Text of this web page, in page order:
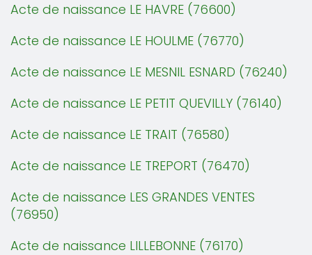
Acte de naissance LE HAVRE (76600)
Acte de naissance LE HOULME (76770)
Acte de naissance LE MESNIL ESNARD (76240)
Acte de naissance LE PETIT QUEVILLY (76140)
Acte de naissance LE TRAIT (76580)
Acte de naissance LE TREPORT (76470)
Acte de naissance LES GRANDES VENTES
(76950)
Acte de naissance LILLEBONNE (76170)